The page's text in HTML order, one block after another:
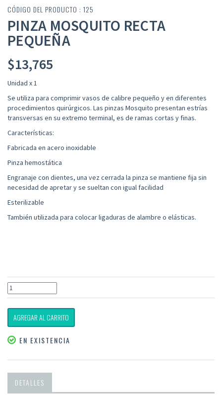
CÓDIGO DEL PRODUCTO : 125
PINZA MOSQUITO RECTA
PEQUEÑA
$13,765
Unidad x 1
Se utiliza para comprimir vasos de calibre pequeño y en diferentes
procedimientos quirúrgicos. Las pinzas Mosquito presentan estrías
transversas en su extremo terminal, es de ramas cortas y finas.
Características:
Fabricada en acero inoxidable
Pinza hemostática
Engranaje con dientes, una vez cerrada la pinza se mantiene fija sin
necesidad de apretar y se sueltan con igual facilidad
Esterilizable
También utilizada para colocar ligaduras de alambre o elásticas.
AGREGAR AL CARRITO
EN EXISTENCIA
DETALLES